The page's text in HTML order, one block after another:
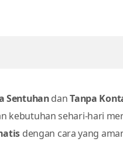
SentuhandanTanpa
kebutuhan sehari-hari
dengan cara yang